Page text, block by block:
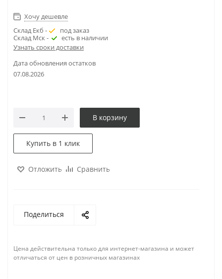
Хочу дешевле
Склад Екб -
под заказ
Склад Мск -
есть в наличии
Узнать сроки доставки
Дата обновления остатков
07.08.2026
В корзину
Купить в 1 клик
Отложить Сравнить
Поделиться
Цена действительна только для интернет-магазина и может
отличаться от цен в розничных магазинах